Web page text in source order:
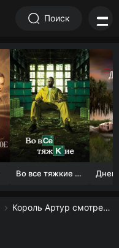
Поиск
Во все тяжкие 1-5 сезон
Король Артур смотреть онлайн бесплатно